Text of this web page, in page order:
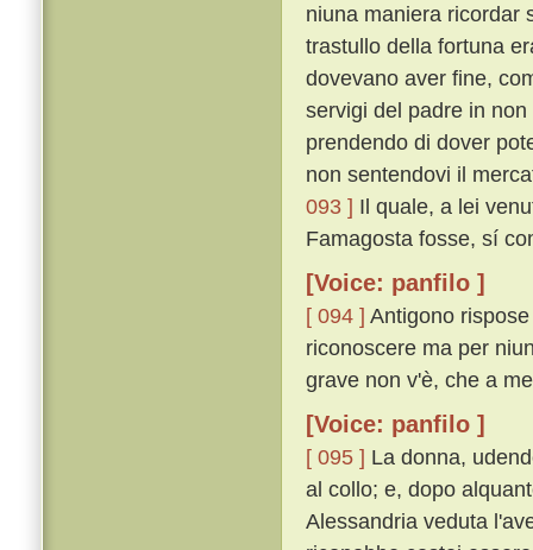
niuna maniera ricordar
trastullo della fortuna
dovevano aver fine,
servigi del padre in
prendendo di dover
non sentendovi il
093 ] Il quale, a lei
Famagosta fosse, sí
[Voice: panfilo ]
[ 094 ] Antigono
riconoscere ma per
grave non v'è, che a
[Voice: panfilo ]
[ 095 ] La donna,
al collo; e, dopo
Alessandria veduta